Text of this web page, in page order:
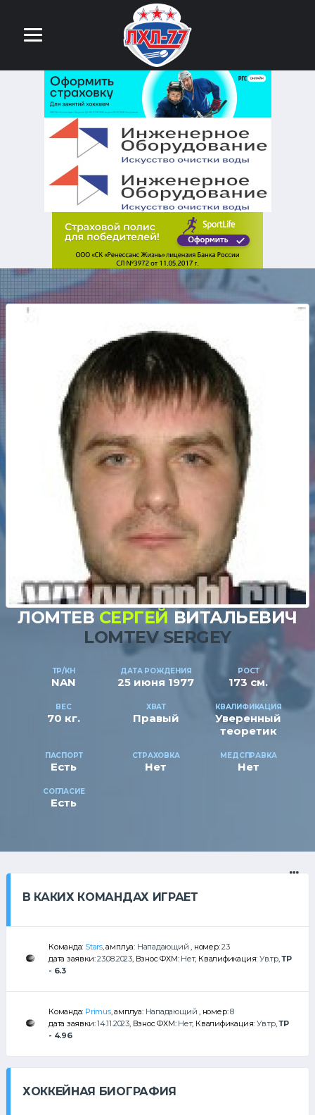
ЛОМТЕВ СЕРГЕЙ ВИТАЛЬЕВИЧ
LOMTEV SERGEY
ТР/КН
NAN
ДАТА РОЖДЕНИЯ
25 июня 1977
РОСТ
173 см.
ВЕС
70 кг.
ХВАТ
Правый
КВАЛИФИКАЦИЯ
Уверенный
теоретик
ПАСПОРТ
Есть
СТРАХОВКА
Нет
МЕДСПРАВКА
Нет
СОГЛАСИЕ
Есть
В КАКИХ КОМАНДАХ ИГРАЕТ
Команда: Stars, амплуа: Нападающий , номер:23
дата заявки:23.08.2023, Взнос ФХМ: Нет, Квалификация: Ув.тр,ТР
- 6.3
Команда: Primus, амплуа: Нападающий , номер:8
дата заявки:14.11.2023, Взнос ФХМ: Нет, Квалификация: Ув.тр,ТР
- 4.96
ХОККЕЙНАЯ БИОГРАФИЯ